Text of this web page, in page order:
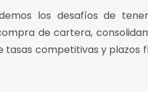
los desafíos de
de cartera,
tasas competitivas y plazos